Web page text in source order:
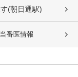
(朝日通駅)
番医情報